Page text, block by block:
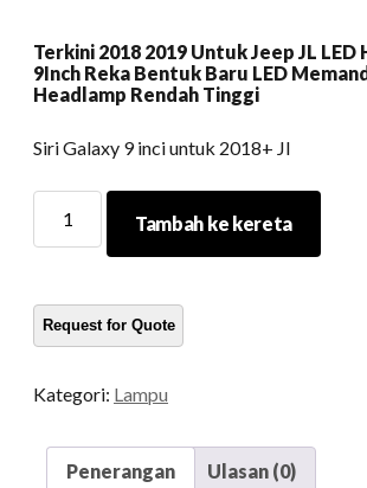
Terkini 2018 2019 Untuk Jeep JL
9Inch Reka Bentuk Baru LED
Headlamp Rendah Tinggi
Siri Galaxy 9 inci untuk 2018+ Jl
2018
Jeep
JL
Headlight
Reka
Tambah ke kereta
Kategori: Lampu
Penerangan Ulasan (0)